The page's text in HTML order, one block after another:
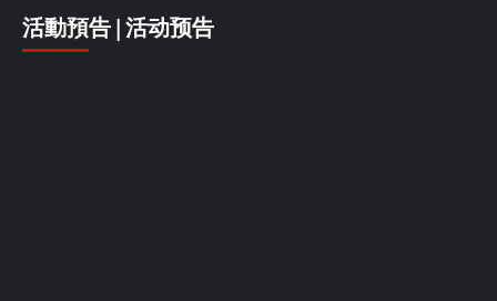
活動預告 | 活动预告